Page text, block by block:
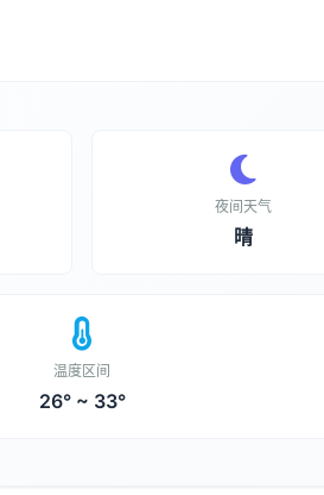
夜间天气
晴
温度区间
26° ~ 33°